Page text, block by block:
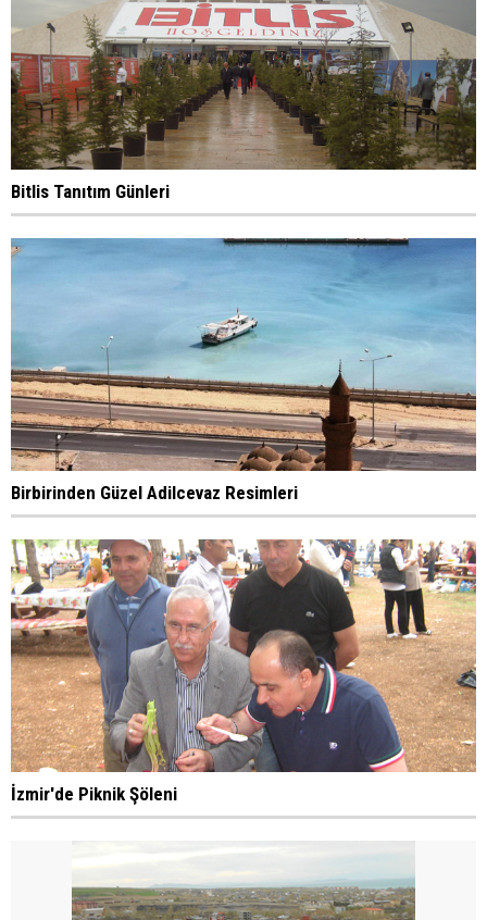
Bitlis Tanıtım Günleri
Birbirinden Güzel Adilcevaz Resimleri
İzmir'de Piknik Şöleni